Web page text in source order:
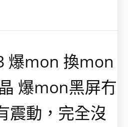
爆mon 換mon
爆mon黑屏冇
震動，完全沒